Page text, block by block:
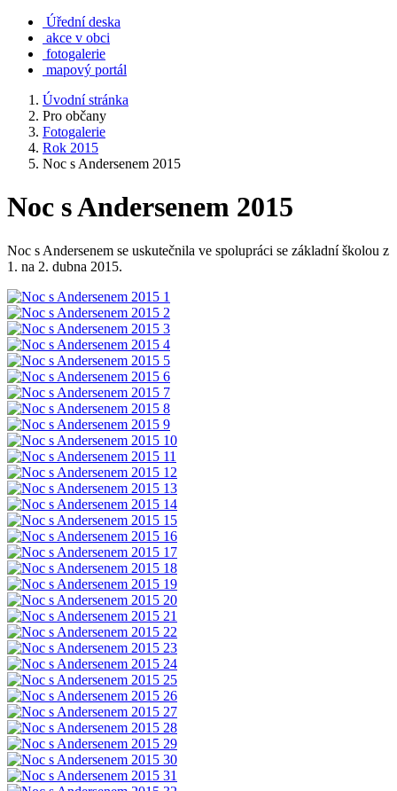
Úřední deska
akce v obci
fotogalerie
mapový portál
Úvodní stránka
Pro občany
Fotogalerie
Rok 2015
Noc s Andersenem 2015
Noc s Andersenem 2015
Noc s Andersenem se uskutečnila ve spolupráci se základní školou z
1. na 2. dubna 2015.